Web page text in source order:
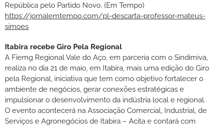
República pelo Partido Novo. (Em Tempo)
https://jornalemtempo.com/pl-descarta-professor-mateus-
simoes
Itabira recebe Giro Pela Regional
A Fiemg Regional Vale do Aço, em parceria com o Sindimiva,
realiza no dia 21 de maio, em Itabira, mais uma edição do Giro
pela Regional, iniciativa que tem como objetivo fortalecer o
ambiente de negócios, gerar conexões estratégicas e
impulsionar o desenvolvimento da indústria local e regional.
O evento acontecerá na Associação Comercial, Industrial, de
Serviços e Agronegócios de Itabira – Acita e contará com